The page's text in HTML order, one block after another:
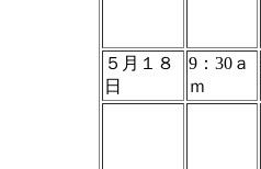
５月１８
日
9：30ａ
ｍ